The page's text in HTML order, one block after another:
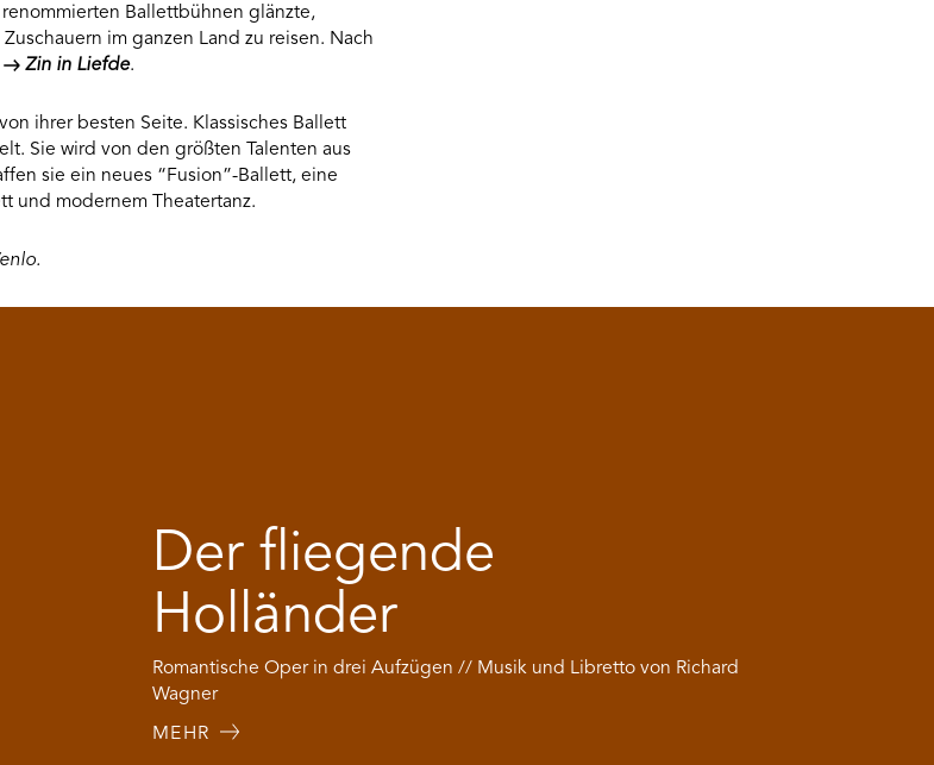
Ballettbühnen glänzte,
Zuschauern im ganzen Land zu reisen. Nach
Zin in Liefde.
ihrer besten Seite. Klassisches Ballett
Sie wird von den größten Talenten aus
sie ein neues “Fusion”-Ballett, eine
und modernem Theatertanz.
Der fliegende
Holländer
Romantische Oper in drei Aufzügen // Musik und Libretto von Richard
Wagner
MEHR